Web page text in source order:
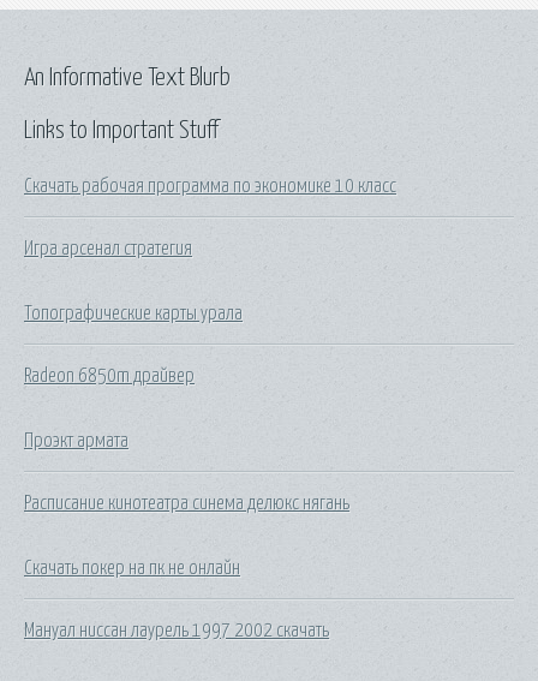
Links to Important Stuff
Скачать рабочая программа по экономике 10 класс
Игра арсенал стратегия
Топографические карты урала
Radeon 6850m драйвер
Проэкт армата
Расписание кинотеатра синема делюкс нягань
Скачать покер на пк не онлайн
Мануал ниссан лаурель 1997 2002 скачать
An Informative Text Blurb